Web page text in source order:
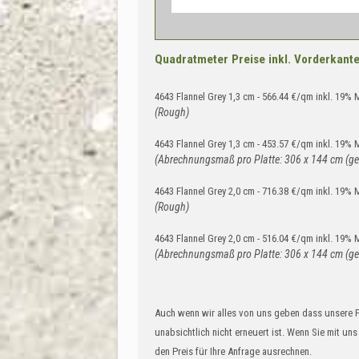
Quadratmeter Preise inkl.
4643 Flannel Grey 1,3 cm - 566.44 €/qm inkl. 19%
(Rough)
4643 Flannel Grey 1,3 cm - 453.57 €/qm inkl. 19%
(Abrechnungsmaß pro Platte: 306 x 144 cm
4643 Flannel Grey 2,0 cm - 716.38 €/qm inkl. 19%
(Rough)
4643 Flannel Grey 2,0 cm - 516.04 €/qm inkl. 19%
(Abrechnungsmaß pro Platte: 306 x 144 cm
Auch wenn wir alles von uns geben dass unsere
unabsichtlich nicht erneuert ist. Wenn Sie mit
den Preis für Ihre Anfrage ausrechnen.